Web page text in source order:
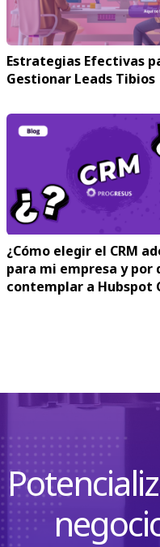
Estrategias Efectivas
Gestionar Leads Tibios
¿Cómo elegir el CRM
para mi empresa y por
contemplar a Hubspot